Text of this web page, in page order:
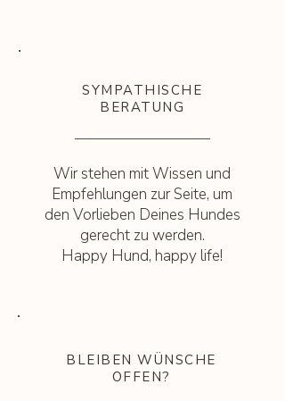
SYMPATHISCHE
BERATUNG
Wir stehen mit Wissen und
Empfehlungen zur Seite, um
den Vorlieben Deines Hundes
gerecht zu werden.
Happy Hund, happy life!
BLEIBEN WÜNSCHE
OFFEN?